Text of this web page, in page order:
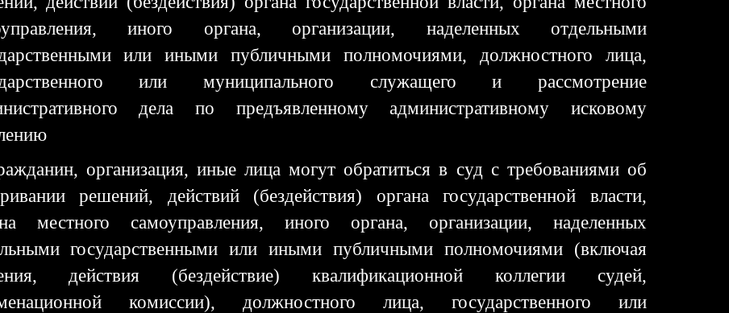
иного органа, организации, наделенных отдельными
или иными публичными полномочиями, должностного лица,
или муниципального служащего и рассмотрение
дела по предъявленному административному исковому
организация, иные лица могут обратиться в суд с требованиями об
решений, действий (бездействия) органа государственной власти,
местного самоуправления, иного органа, организации, наделенных
государственными или иными публичными полномочиями (включая
действия (бездействие) квалификационной коллегии судей,
комиссии), должностного лица, государственного или